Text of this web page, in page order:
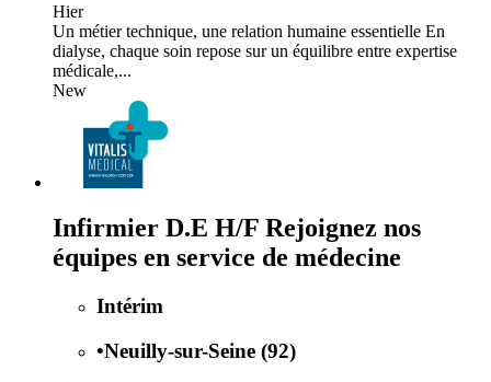
Hier
Un métier technique, une relation humaine essentielle En
dialyse, chaque soin repose sur un équilibre entre expertise
médicale,...
New
Infirmier D.E H/F Rejoignez nos
équipes en service de médecine
Intérim
•Neuilly-sur-Seine (92)